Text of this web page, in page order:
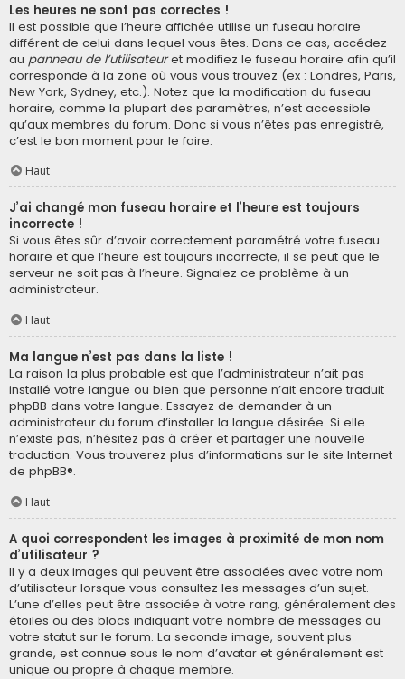
Les heures ne sont pas correctes !
Il est possible que l’heure affichée utilise un fuseau horaire
différent de celui dans lequel vous êtes. Dans ce cas, accédez
au panneau de l’utilisateuret modifiez le fuseau horaire afin qu’il
corresponde à la zone où vous vous trouvez (ex : Londres, Paris,
New York, Sydney, etc.). Notez que la modification du fuseau
horaire, comme la plupart des paramètres, n’est accessible
qu’aux membres du forum. Donc si vous n’êtes pas enregistré,
c’est le bon moment pour le faire.
Haut
J’ai changé mon fuseau horaire et l’heure est toujours
incorrecte !
Si vous êtes sûr d’avoir correctement paramétré votre fuseau
horaire et que l’heure est toujours incorrecte, il se peut que le
serveur ne soit pas à l’heure. Signalez ce problème à un
administrateur.
Haut
Ma langue n’est pas dans la liste !
La raison la plus probable est que l’administrateur n’ait pas
installé votre langue ou bien que personne n’ait encore traduit
phpBB dans votre langue. Essayez de demander à un
administrateur du forum d’installer la langue désirée. Si elle
n’existe pas, n’hésitez pas à créer et partager une nouvelle
traduction. Vous trouverez plus d’informations sur le site Internet
de phpBB®.
Haut
A quoi correspondent les images à proximité de mon nom
d’utilisateur ?
Il y a deux images qui peuvent être associées avec votre nom
d’utilisateur lorsque vous consultez les messages d’un sujet.
L’une d’elles peut être associée à votre rang, généralement des
étoiles ou des blocs indiquant votre nombre de messages ou
votre statut sur le forum. La seconde image, souvent plus
grande, est connue sous le nom d’avatar et généralement est
unique ou propre à chaque membre.